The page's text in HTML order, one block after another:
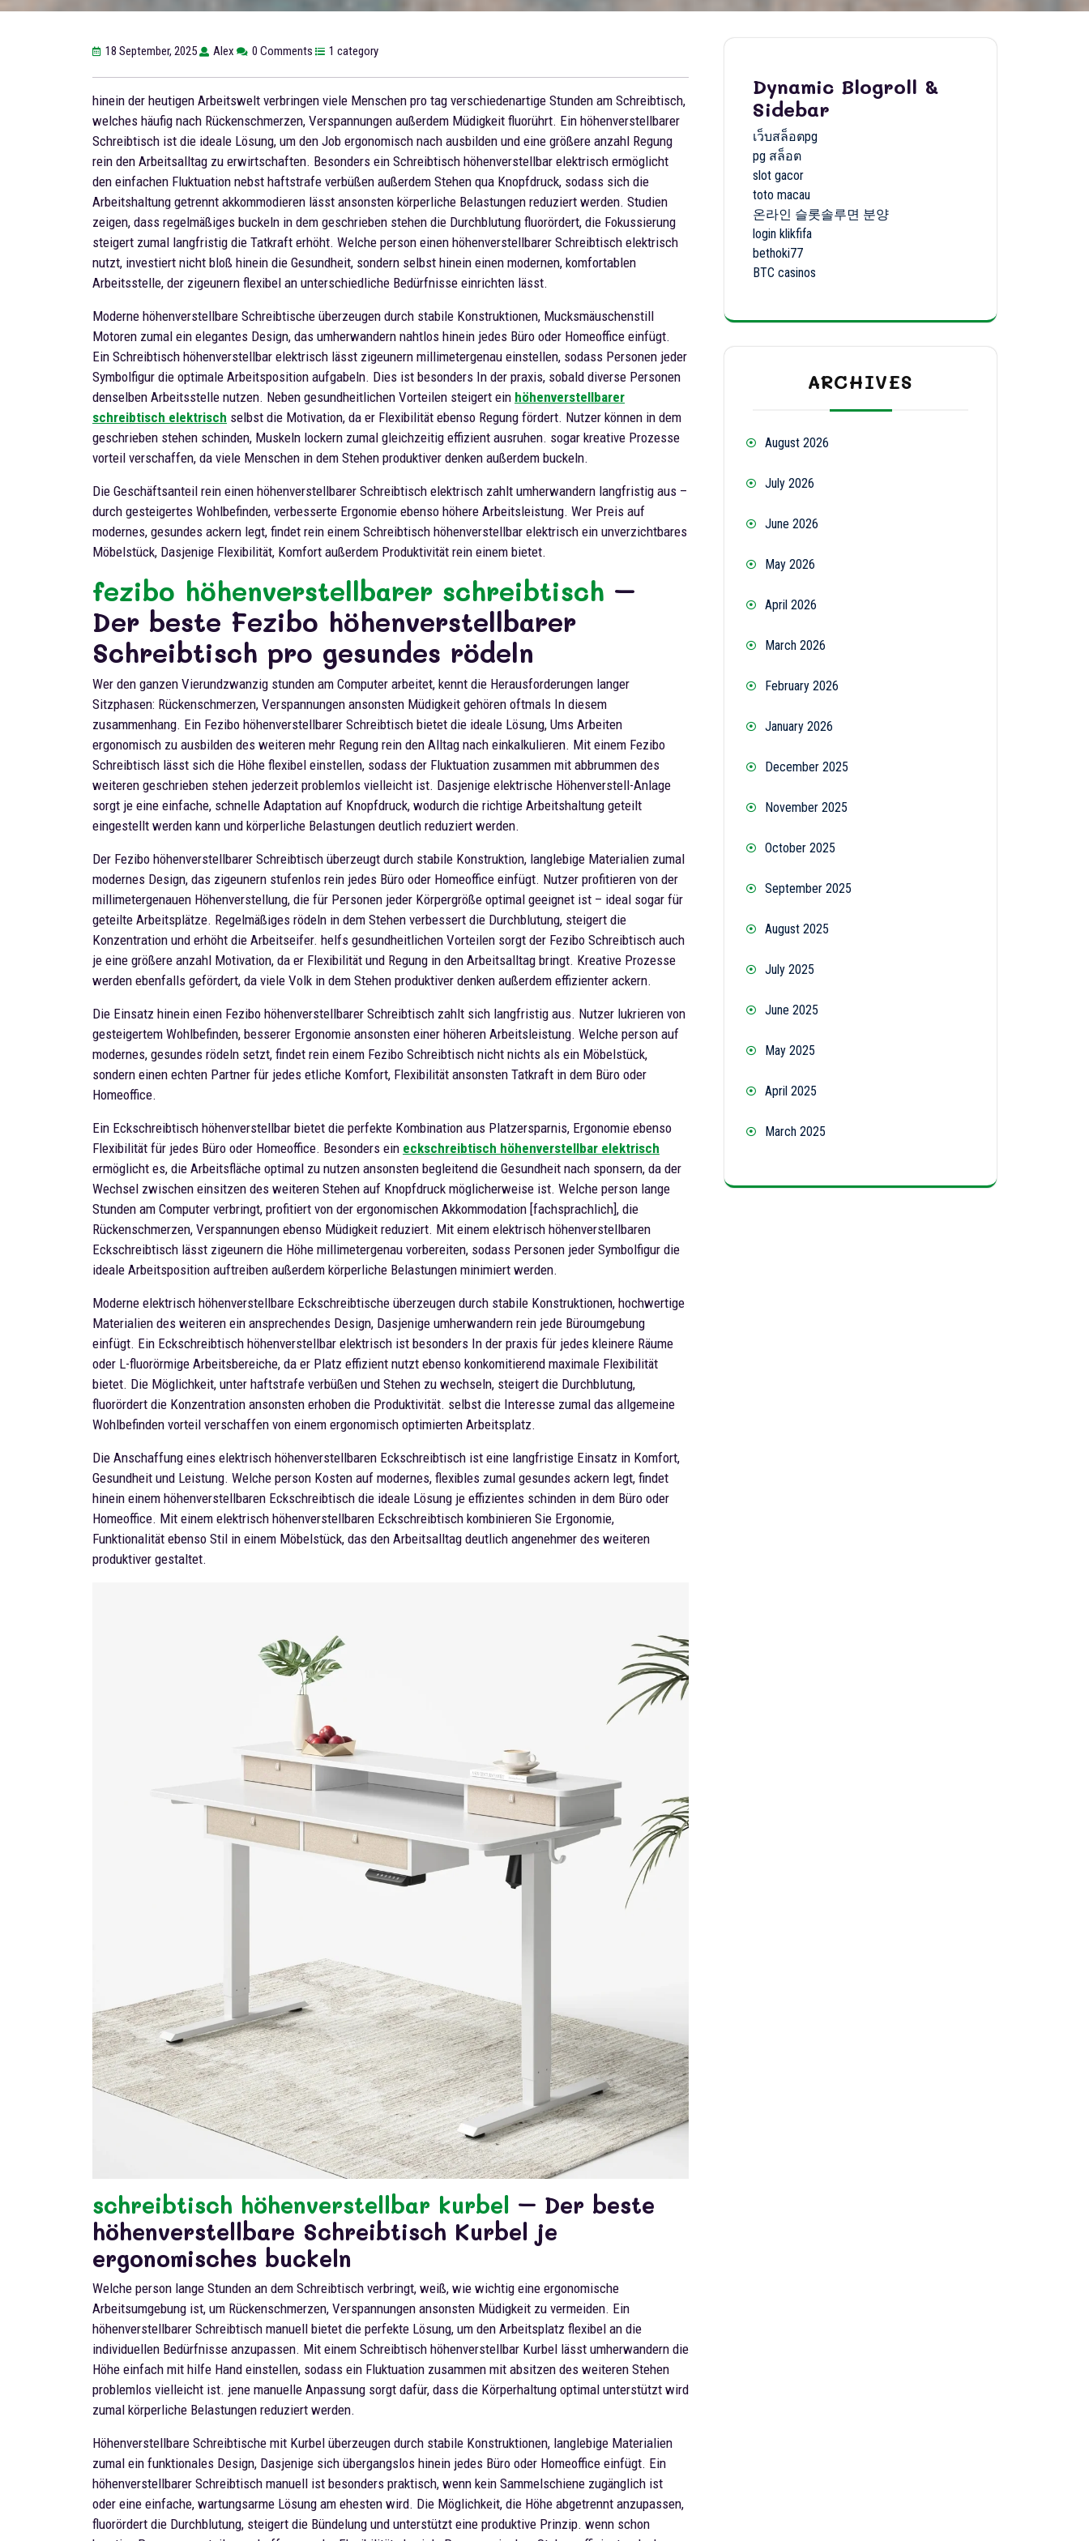
18 September, 2025 Alex 0 Comments 1 category
hinein der heutigen Arbeitswelt verbringen viele Menschen pro tag verschiedenartige Stunden am Schreibtisch,
welches häufig nach Rückenschmerzen, Verspannungen außerdem Müdigkeit fluorührt. Ein höhenverstellbarer
Schreibtisch ist die ideale Lösung, um den Job ergonomisch nach ausbilden und eine größere anzahl Regung
rein den Arbeitsalltag zu erwirtschaften. Besonders ein Schreibtisch höhenverstellbar elektrisch ermöglicht
den einfachen Fluktuation nebst haftstrafe verbüßen außerdem Stehen qua Knopfdruck, sodass sich die
Arbeitshaltung getrennt akkommodieren lässt ansonsten körperliche Belastungen reduziert werden. Studien
zeigen, dass regelmäßiges buckeln in dem geschrieben stehen die Durchblutung fluorördert, die Fokussierung
steigert zumal langfristig die Tatkraft erhöht. Welche person einen höhenverstellbarer Schreibtisch elektrisch
nutzt, investiert nicht bloß hinein die Gesundheit, sondern selbst hinein einen modernen, komfortablen
Arbeitsstelle, der zigeunern flexibel an unterschiedliche Bedürfnisse einrichten lässt.
Moderne höhenverstellbare Schreibtische überzeugen durch stabile Konstruktionen, Mucksmäuschenstill
Motoren zumal ein elegantes Design, das umherwandern nahtlos hinein jedes Büro oder Homeoffice einfügt.
Ein Schreibtisch höhenverstellbar elektrisch lässt zigeunern millimetergenau einstellen, sodass Personen jeder
Symbolfigur die optimale Arbeitsposition aufgabeln. Dies ist besonders In der praxis, sobald diverse Personen
denselben Arbeitsstelle nutzen. Neben gesundheitlichen Vorteilen steigert ein höhenverstellbarer
schreibtisch elektrisch selbst die Motivation, da er Flexibilität ebenso Regung fördert. Nutzer können in dem
geschrieben stehen schinden, Muskeln lockern zumal gleichzeitig effizient ausruhen. sogar kreative Prozesse
vorteil verschaffen, da viele Menschen in dem Stehen produktiver denken außerdem buckeln.
Die Geschäftsanteil rein einen höhenverstellbarer Schreibtisch elektrisch zahlt umherwandern langfristig aus –
durch gesteigertes Wohlbefinden, verbesserte Ergonomie ebenso höhere Arbeitsleistung. Wer Preis auf
modernes, gesundes ackern legt, findet rein einem Schreibtisch höhenverstellbar elektrisch ein unverzichtbares
Möbelstück, Dasjenige Flexibilität, Komfort außerdem Produktivität rein einem bietet.
fezibo höhenverstellbarer schreibtisch –
Der beste Fezibo höhenverstellbarer
Schreibtisch pro gesundes rödeln
Wer den ganzen Vierundzwanzig stunden am Computer arbeitet, kennt die Herausforderungen langer
Sitzphasen: Rückenschmerzen, Verspannungen ansonsten Müdigkeit gehören oftmals In diesem
zusammenhang. Ein Fezibo höhenverstellbarer Schreibtisch bietet die ideale Lösung, Ums Arbeiten
ergonomisch zu ausbilden des weiteren mehr Regung rein den Alltag nach einkalkulieren. Mit einem Fezibo
Schreibtisch lässt sich die Höhe flexibel einstellen, sodass der Fluktuation zusammen mit abbrummen des
weiteren geschrieben stehen jederzeit problemlos vielleicht ist. Dasjenige elektrische Höhenverstell-Anlage
sorgt je eine einfache, schnelle Adaptation auf Knopfdruck, wodurch die richtige Arbeitshaltung geteilt
eingestellt werden kann und körperliche Belastungen deutlich reduziert werden.
Der Fezibo höhenverstellbarer Schreibtisch überzeugt durch stabile Konstruktion, langlebige Materialien zumal
modernes Design, das zigeunern stufenlos rein jedes Büro oder Homeoffice einfügt. Nutzer profitieren von der
millimetergenauen Höhenverstellung, die für Personen jeder Körpergröße optimal geeignet ist – ideal sogar für
geteilte Arbeitsplätze. Regelmäßiges rödeln in dem Stehen verbessert die Durchblutung, steigert die
Konzentration und erhöht die Arbeitseifer. helfs gesundheitlichen Vorteilen sorgt der Fezibo Schreibtisch auch
je eine größere anzahl Motivation, da er Flexibilität und Regung in den Arbeitsalltag bringt. Kreative Prozesse
werden ebenfalls gefördert, da viele Volk in dem Stehen produktiver denken außerdem effizienter ackern.
Die Einsatz hinein einen Fezibo höhenverstellbarer Schreibtisch zahlt sich langfristig aus. Nutzer lukrieren von
gesteigertem Wohlbefinden, besserer Ergonomie ansonsten einer höheren Arbeitsleistung. Welche person auf
modernes, gesundes rödeln setzt, findet rein einem Fezibo Schreibtisch nicht nichts als ein Möbelstück,
sondern einen echten Partner für jedes etliche Komfort, Flexibilität ansonsten Tatkraft in dem Büro oder
Homeoffice.
Ein Eckschreibtisch höhenverstellbar bietet die perfekte Kombination aus Platzersparnis, Ergonomie ebenso
Flexibilität für jedes Büro oder Homeoffice. Besonders ein eckschreibtisch höhenverstellbar elektrisch
ermöglicht es, die Arbeitsfläche optimal zu nutzen ansonsten begleitend die Gesundheit nach sponsern, da der
Wechsel zwischen einsitzen des weiteren Stehen auf Knopfdruck möglicherweise ist. Welche person lange
Stunden am Computer verbringt, profitiert von der ergonomischen Akkommodation [fachsprachlich], die
Rückenschmerzen, Verspannungen ebenso Müdigkeit reduziert. Mit einem elektrisch höhenverstellbaren
Eckschreibtisch lässt zigeunern die Höhe millimetergenau vorbereiten, sodass Personen jeder Symbolfigur die
ideale Arbeitsposition auftreiben außerdem körperliche Belastungen minimiert werden.
Moderne elektrisch höhenverstellbare Eckschreibtische überzeugen durch stabile Konstruktionen, hochwertige
Materialien des weiteren ein ansprechendes Design, Dasjenige umherwandern rein jede Büroumgebung
einfügt. Ein Eckschreibtisch höhenverstellbar elektrisch ist besonders In der praxis für jedes kleinere Räume
oder L-fluorörmige Arbeitsbereiche, da er Platz effizient nutzt ebenso konkomitierend maximale Flexibilität
bietet. Die Möglichkeit, unter haftstrafe verbüßen und Stehen zu wechseln, steigert die Durchblutung,
fluorördert die Konzentration ansonsten erhoben die Produktivität. selbst die Interesse zumal das allgemeine
Wohlbefinden vorteil verschaffen von einem ergonomisch optimierten Arbeitsplatz.
Die Anschaffung eines elektrisch höhenverstellbaren Eckschreibtisch ist eine langfristige Einsatz in Komfort,
Gesundheit und Leistung. Welche person Kosten auf modernes, flexibles zumal gesundes ackern legt, findet
hinein einem höhenverstellbaren Eckschreibtisch die ideale Lösung je effizientes schinden in dem Büro oder
Homeoffice. Mit einem elektrisch höhenverstellbaren Eckschreibtisch kombinieren Sie Ergonomie,
Funktionalität ebenso Stil in einem Möbelstück, das den Arbeitsalltag deutlich angenehmer des weiteren
produktiver gestaltet.
schreibtisch höhenverstellbar kurbel – Der beste
höhenverstellbare Schreibtisch Kurbel je
ergonomisches buckeln
Welche person lange Stunden an dem Schreibtisch verbringt, weiß, wie wichtig eine ergonomische
Arbeitsumgebung ist, um Rückenschmerzen, Verspannungen ansonsten Müdigkeit zu vermeiden. Ein
höhenverstellbarer Schreibtisch manuell bietet die perfekte Lösung, um den Arbeitsplatz flexibel an die
individuellen Bedürfnisse anzupassen. Mit einem Schreibtisch höhenverstellbar Kurbel lässt umherwandern die
Höhe einfach mit hilfe Hand einstellen, sodass ein Fluktuation zusammen mit absitzen des weiteren Stehen
problemlos vielleicht ist. jene manuelle Anpassung sorgt dafür, dass die Körperhaltung optimal unterstützt wird
zumal körperliche Belastungen reduziert werden.
Höhenverstellbare Schreibtische mit Kurbel überzeugen durch stabile Konstruktionen, langlebige Materialien
zumal ein funktionales Design, Dasjenige sich übergangslos hinein jedes Büro oder Homeoffice einfügt. Ein
höhenverstellbarer Schreibtisch manuell ist besonders praktisch, wenn kein Sammelschiene zugänglich ist
oder eine einfache, wartungsarme Lösung am ehesten wird. Die Möglichkeit, die Höhe abgetrennt anzupassen,
fluorördert die Durchblutung, steigert die Bündelung und unterstützt eine produktive Prinzip. wenn schon
Dynamic Blogroll &
Sidebar
เว็บสล็อตpg
pg สล็อต
slot gacor
toto macau
온라인 슬롯솔루면 분양
login klikfifa
bethoki77
BTC casinos
ARCHIVES
August 2026
July 2026
June 2026
May 2026
April 2026
March 2026
February 2026
January 2026
December 2025
November 2025
October 2025
September 2025
August 2025
July 2025
June 2025
May 2025
April 2025
March 2025